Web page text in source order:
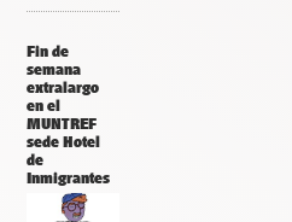
Fin de
semana
extralargo
en el
MUNTREF
sede Hotel
de
Inmigrantes